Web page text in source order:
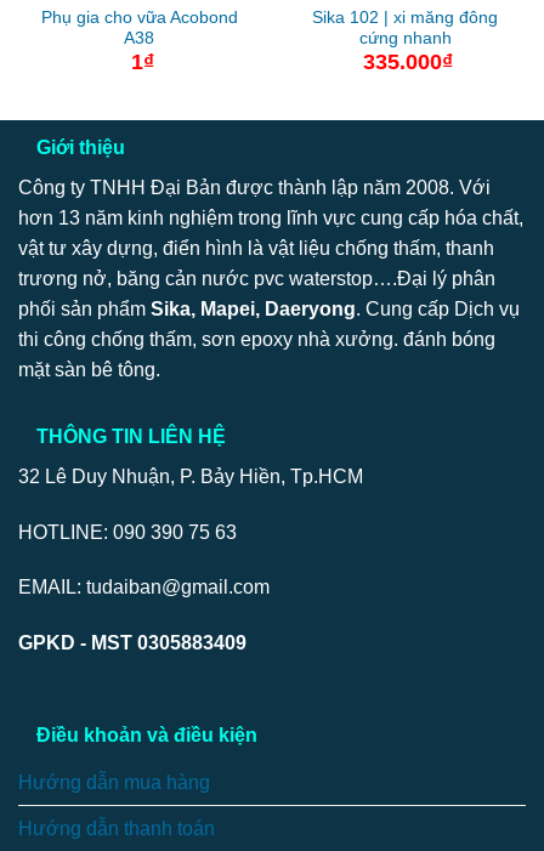
Phụ gia cho vữa Acobond
A38
1₫
Sika 102 | xi măng đông
cứng nhanh
335.000₫
Giới thiệu
Công ty TNHH Đại Bản được thành lập năm 2008. Với
hơn 13 năm kinh nghiệm trong lĩnh vực cung cấp hóa chất,
vật tư xây dựng, điển hình là vật liệu chống thấm, thanh
trương nở, băng cản nước pvc waterstop….Đại lý phân
phối sản phẩm Sika, Mapei, Daeryong. Cung cấp Dịch vụ
thi công chống thấm, sơn epoxy nhà xưởng. đánh bóng
mặt sàn bê tông.
THÔNG TIN LIÊN HỆ
32 Lê Duy Nhuận, P. Bảy Hiền, Tp.HCM
HOTLINE: 090 390 75 63
EMAIL: tudaiban@gmail.com
GPKD - MST 0305883409
Điều khoản và điều kiện
Hướng dẫn mua hàng
Hướng dẫn thanh toán